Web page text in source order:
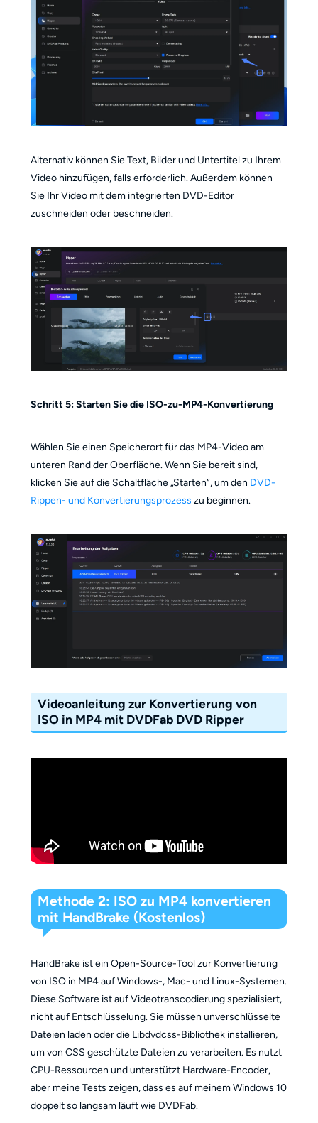
Alternativ können Sie Text, Bilder und Untertitel zu Ihrem
Video hinzufügen, falls erforderlich. Außerdem können
Sie Ihr Video mit dem integrierten DVD-Editor
zuschneiden oder beschneiden.
Schritt 5: Starten Sie die ISO-zu-MP4-Konvertierung
Wählen Sie einen Speicherort für das MP4-Video am
unteren Rand der Oberfläche. Wenn Sie bereit sind,
klicken Sie auf die Schaltfläche „Starten“, um den DVD-
Rippen- und Konvertierungsprozess zu beginnen.
Videoanleitung zur Konvertierung von
ISO in MP4 mit DVDFab DVD Ripper
Methode 2: ISO zu MP4 konvertieren
mit HandBrake (Kostenlos)
HandBrake ist ein Open-Source-Tool zur Konvertierung
von ISO in MP4 auf Windows-, Mac- und Linux-Systemen.
Diese Software ist auf Videotranscodierung spezialisiert,
nicht auf Entschlüsselung. Sie müssen unverschlüsselte
Dateien laden oder die Libdvdcss-Bibliothek installieren,
um von CSS geschützte Dateien zu verarbeiten. Es nutzt
CPU-Ressourcen und unterstützt Hardware-Encoder,
aber meine Tests zeigen, dass es auf meinem Windows 10
doppelt so langsam läuft wie DVDFab.